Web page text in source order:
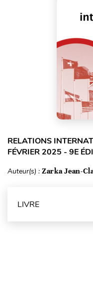
RELATIONS
FÉVRIER 2025 - 9E
Auteur(s) : Zarka Jean-
LIVRE